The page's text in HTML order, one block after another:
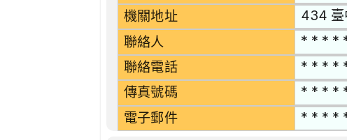
機關地址 434 臺
聯絡人 * * * *
聯絡電話 * * * *
傳真號碼 * * * *
電子郵件 * * * *